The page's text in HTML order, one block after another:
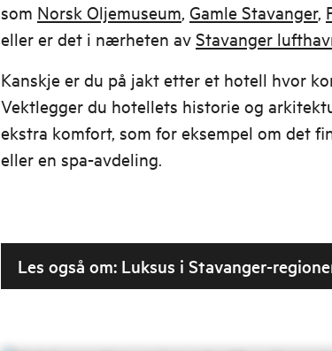
som Norsk Oljemuseum, Gamle Stavanger,
eller er det i nærheten av Stavanger
Kanskje er du på jakt etter et hotell hvor
Vektlegger du hotellets historie og
ekstra komfort, som for eksempel om det
eller en spa-avdeling.
Les også om: Luksus i Stavanger-